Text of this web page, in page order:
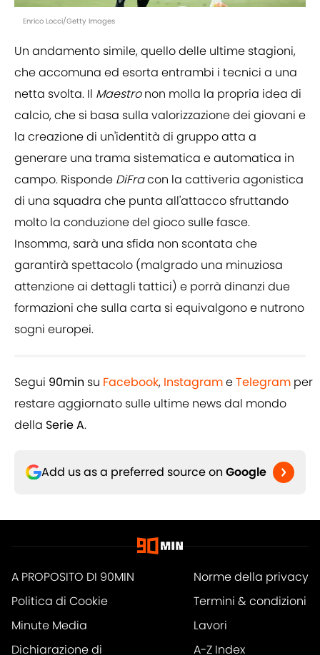
Enrico Locci/Getty Images
Un andamento simile, quello delle ultime stagioni,
che accomuna ed esorta entrambi i tecnici a una
netta svolta. Il Maestronon molla la propria idea di
calcio, che si basa sulla valorizzazione dei giovani e
la creazione di un'identità di gruppo atta a
generare una trama sistematica e automatica in
campo. Risponde DiFracon la cattiveria agonistica
di una squadra che punta all'attacco sfruttando
molto la conduzione del gioco sulle fasce.
Insomma, sarà una sfida non scontata che
garantirà spettacolo (malgrado una minuziosa
attenzione ai dettagli tattici) e porrà dinanzi due
formazioni che sulla carta si equivalgono e nutrono
sogni europei.
Segui 90min su Facebook, InstagrameTelegram per
restare aggiornato sulle ultime news dal mondo
della Serie A.
Add us as a preferred source on Google
A PROPOSITO DI 90MIN
Norme della privacy
Politica di Cookie
Termini & condizioni
Minute Media
Lavori
Dichiarazione di
A-Z Index